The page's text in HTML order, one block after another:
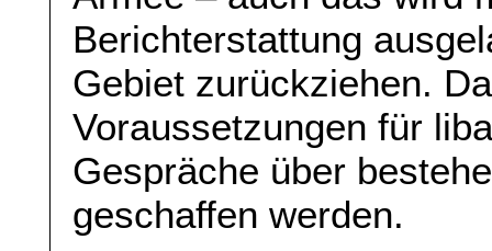
Berichterstattung
Gebiet zurückziehen.
Voraussetzungen für
Gespräche über
geschaffen werden.